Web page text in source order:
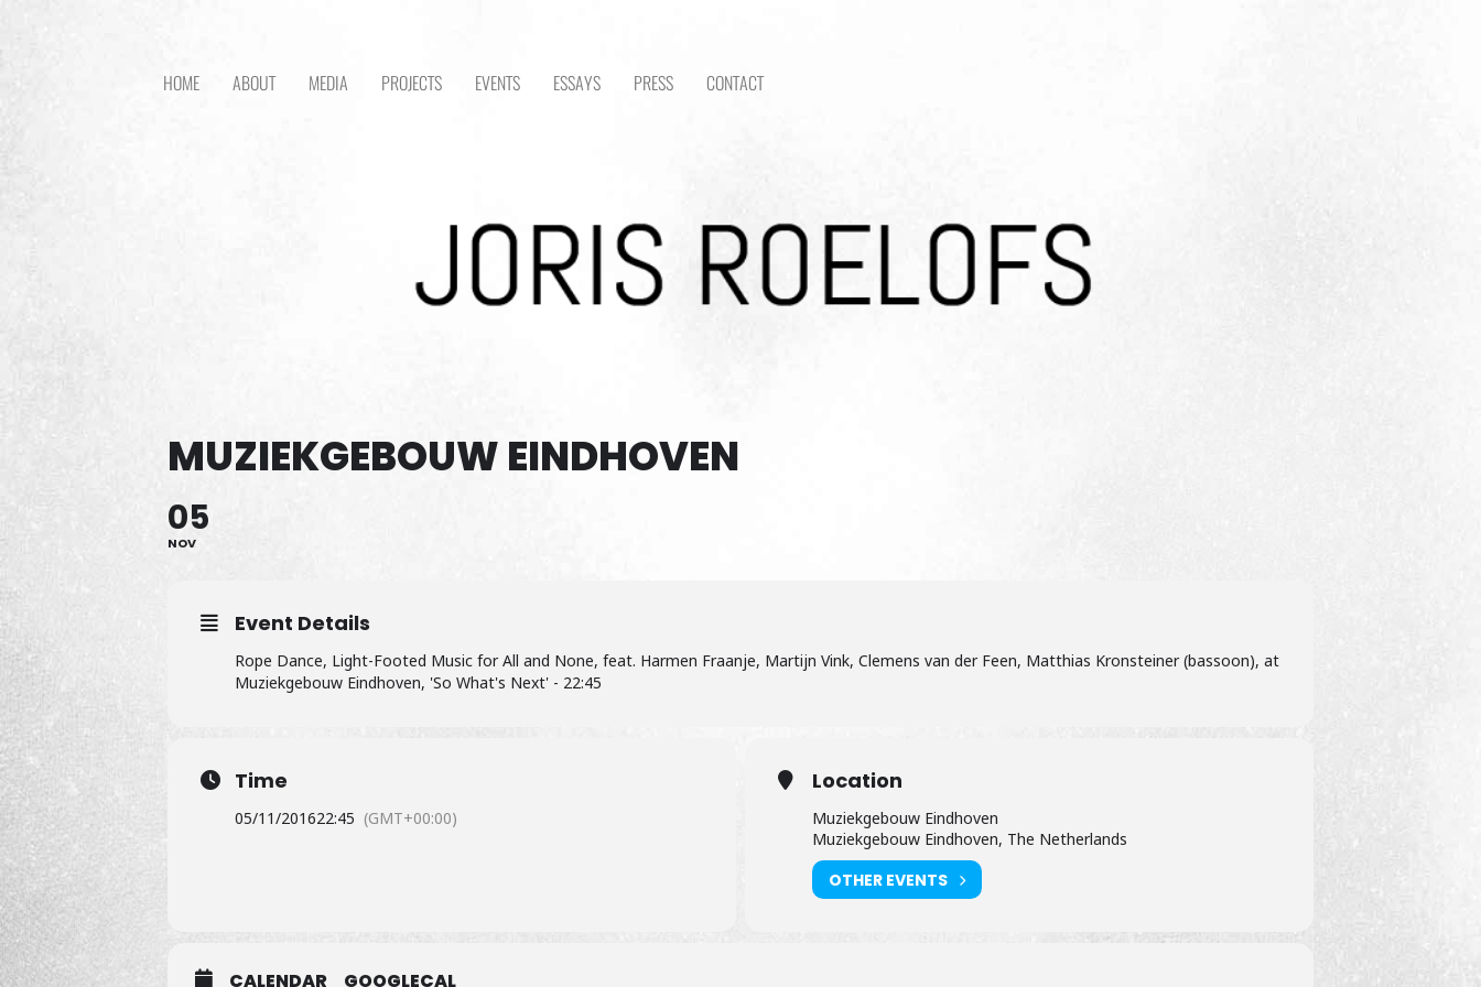
HOME ABOUT MEDIA PROJECTS EVENTS ESSAYS PRESS CONTACT
MUZIEKGEBOUW EINDHOVEN
05
NOV
Event Details
Rope Dance, Light-Footed Music for All and None, feat. Harmen Fraanje, Martijn Vink, Clemens van der Feen, Matthias Kronsteiner (bassoon), at
Muziekgebouw Eindhoven, 'So What's Next' - 22:45
Time
05/11/201622:45 (GMT+00:00)
Location
Muziekgebouw Eindhoven
Muziekgebouw Eindhoven, The Netherlands
OTHER EVENTS
CALENDAR GOOGLECAL